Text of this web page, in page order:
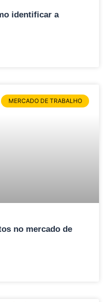
identificar a
MERCADO DE TRABALHO
no mercado de